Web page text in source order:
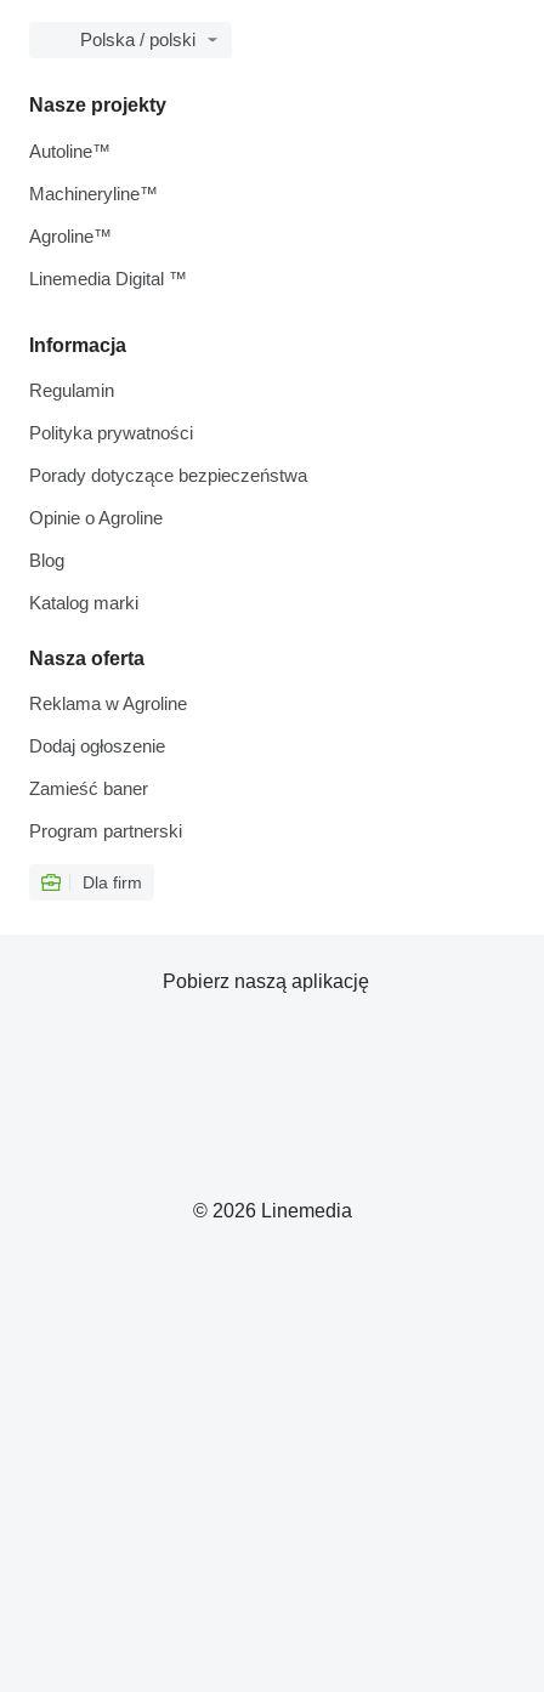
Polska / polski
Informacja
Regulamin
Polityka prywatności
Porady dotyczące bezpieczeństwa
Opinie o Agroline
Blog
Katalog marki
Nasza oferta
Reklama w Agroline
Dodaj ogłoszenie
Zamieść baner
Program partnerski
Dla firm
Nasze projekty
Autoline™
Machineryline™
Agroline™
Linemedia Digital ™
© 2026 Linemedia
Pobierz naszą aplikację